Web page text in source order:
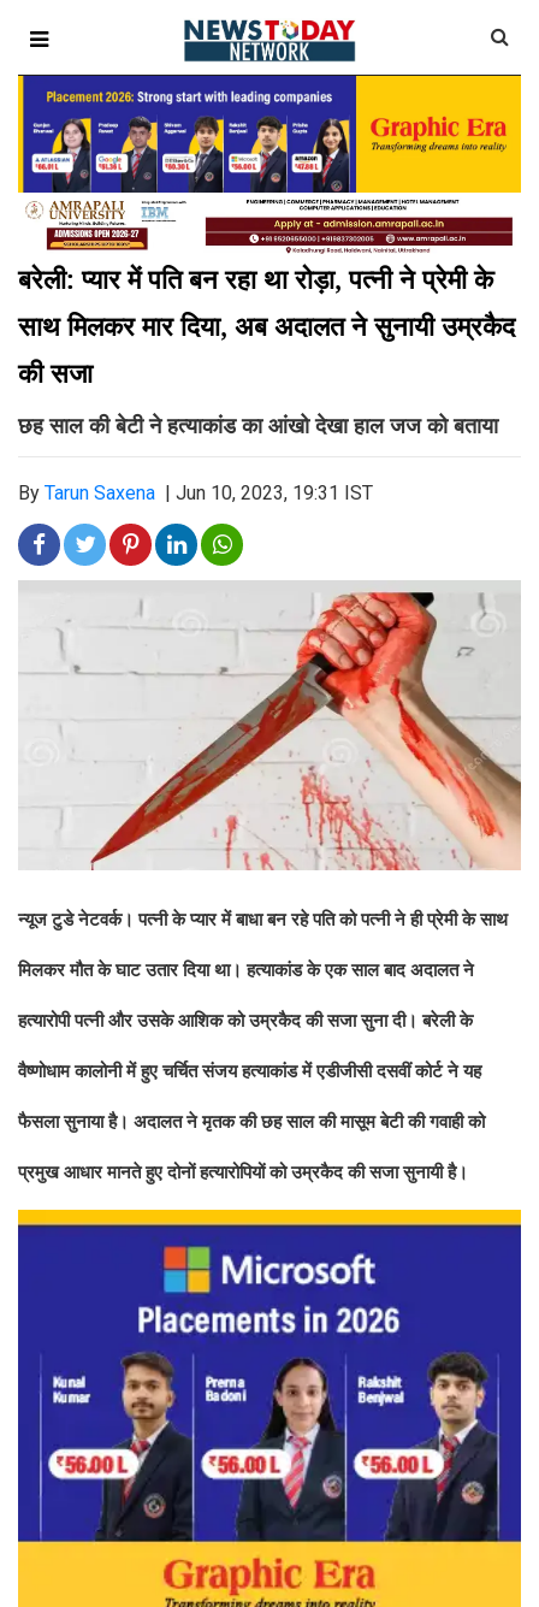
बरेली: प्यार में पति बन रहा था रोड़ा, पत्नी ने प्रेमी के
साथ मिलकर मार दिया, अब अदालत ने सुनायी उम्रकैद
की सजा
छह साल की बेटी ने हत्याकांड का आंखो देखा हाल जज को बताया
By Tarun Saxena Jun 10, 2023, 19:31 IST
न्यूज टुडे नेटवर्क। पत्नी के प्यार में बाधा बन रहे पति को पत्नी ने ही प्रेमी के साथ
मिलकर मौत के घाट उतार दिया था। हत्याकांड के एक साल बाद अदालत ने
हत्यारोपी पत्नी और उसके आशिक को उम्रकैद की सजा सुना दी। बरेली के
वैष्णोधाम कालोनी में हुए चर्चित संजय हत्याकांड में एडीजीसी दसवीं कोर्ट ने यह
फैसला सुनाया है। अदालत ने मृतक की छह साल की मासूम बेटी की गवाही को
प्रमुख आधार मानते हुए दोनों हत्यारोपियों को उम्रकैद की सजा सुनायी है।